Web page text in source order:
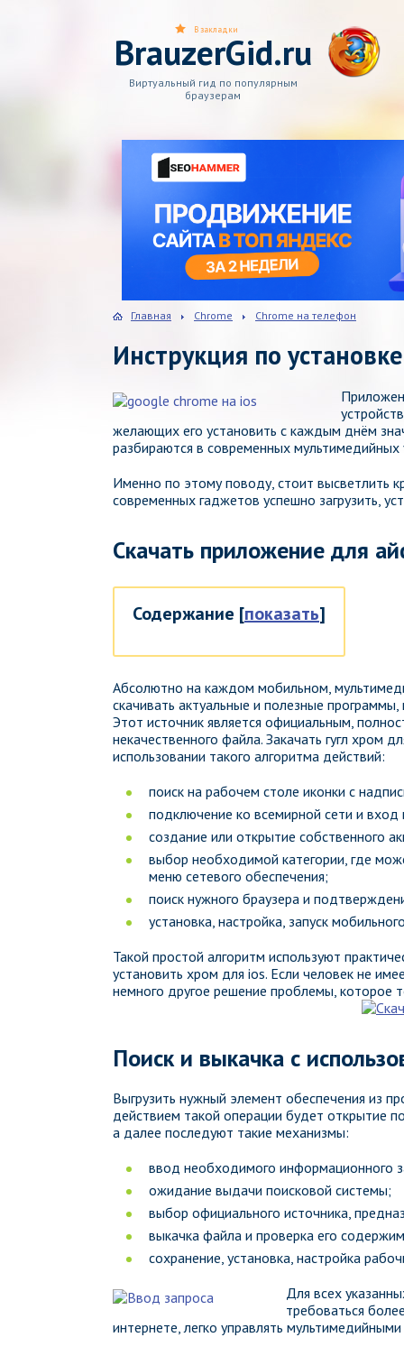
BrauzerGid.ru
Виртуальный гид по популярным
браузерам
В закладки
Главная Chrome Chrome на телефон
Инструкция по
желающих его установить с каждым днём
разбираются в современных мультимедийных
Именно по этому поводу, стоит высветлить
современных гаджетов успешно загрузить,
Скачать приложение для
Содержание [показать]
Абсолютно на каждом мобильном,
скачивать актуальные и полезные
Этот источник является официальным,
некачественного файла. Закачать гугл хром
использовании такого алгоритма действий:
поиск на рабочем столе иконки с
подключение ко всемирной сети и вход
создание или открытие собственного
выбор необходимой категории, где
меню сетевого обеспечения;
поиск нужного браузера и
установка, настройка, запуск
Такой простой алгоритм используют
установить хром для ios. Если человек не
немного другое решение проблемы, которое
Поиск и выкачка с
Выгрузить нужный элемент обеспечения из
действием такой операции будет открытие
а далее последуют такие механизмы:
ввод необходимого информационного
ожидание выдачи поисковой системы;
выбор официального источника,
выкачка файла и проверка его
сохранение, установка, настройка
Для всех
требоваться
интернете, легко управлять